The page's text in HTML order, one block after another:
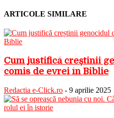
ARTICOLE SIMILARE
Cum justifică creștinii
comis de evrei în Biblie
Redactia e-Click.ro - 9 aprilie 2025